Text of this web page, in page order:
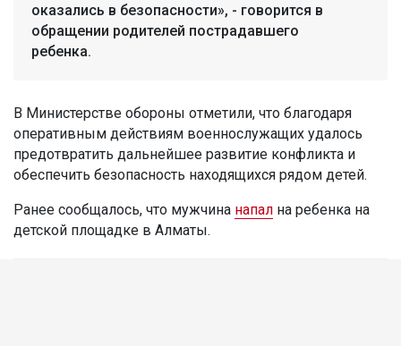
оказались в безопасности», - говорится в
обращении родителей пострадавшего
ребенка.
В Министерстве обороны отметили, что благодаря
оперативным действиям военнослужащих удалось
предотвратить дальнейшее развитие конфликта и
обеспечить безопасность находящихся рядом детей.
Ранее сообщалось, что мужчина напал на ребенка на
детской площадке в Алматы.